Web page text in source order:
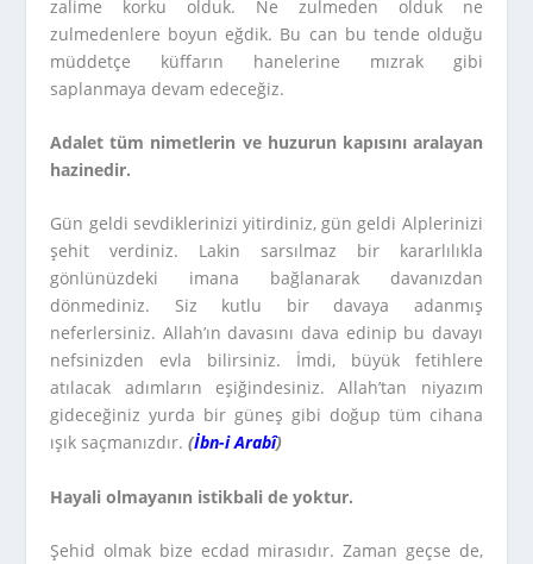
zalime korku olduk. Ne zulmeden olduk ne
zulmedenlere boyun eğdik. Bu can bu tende olduğu
müddetçe küffarın hanelerine mızrak gibi
saplanmaya devam edeceğiz.
Adalet tüm nimetlerin ve huzurun kapısını aralayan
hazinedir.
Gün geldi sevdiklerinizi yitirdiniz, gün geldi Alplerinizi
şehit verdiniz. Lakin sarsılmaz bir kararlılıkla
gönlünüzdeki imana bağlanarak davanızdan
dönmediniz. Siz kutlu bir davaya adanmış
neferlersiniz. Allah’ın davasını dava edinip bu davayı
nefsinizden evla bilirsiniz. İmdi, büyük fetihlere
atılacak adımların eşiğindesiniz. Allah’tan niyazım
gideceğiniz yurda bir güneş gibi doğup tüm cihana
ışık saçmanızdır.(İbn-i Arabî)
Hayali olmayanın istikbali de yoktur.
Şehid olmak bize ecdad mirasıdır. Zaman geçse de,